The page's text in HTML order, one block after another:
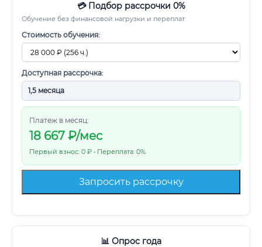
💳 Подбор рассрочки 0%
Обучение без финансовой нагрузки и переплат
Стоимость обучения:
Доступная рассрочка:
Платеж в месяц:
18 667 ₽/мес
Первый взнос: 0 ₽ • Переплата: 0%
Запросить рассрочку
📊 Опрос года